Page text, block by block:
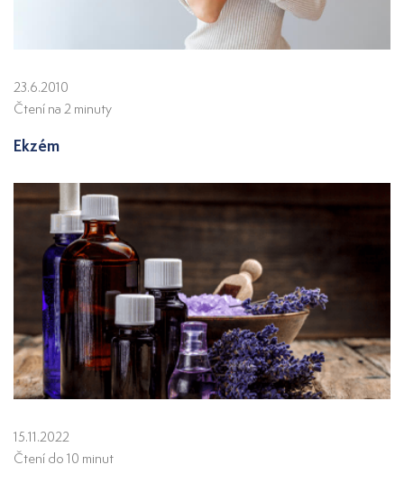
23.6.2010
Čtení na 2 minuty
Ekzém
15.11.2022
Čtení do 10 minut